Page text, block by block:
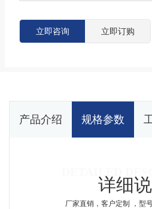
立即咨询 立即订购
产品介绍 规格参数
详细
厂家直销，客户定制 ，型